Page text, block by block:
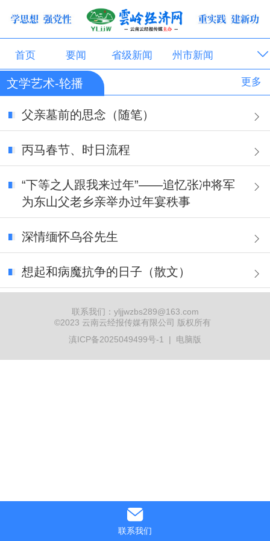
首页 要闻 省级新闻 州市新闻
县市新闻 省级部门
乡村振兴 社区报道 党建团建
文化旅游 教育体育
美食天地 公示公告 银发经济•大健康
文学艺术-轮播 更多
父亲墓前的思念（随笔）
​​丙马春节、时日流程
“下等之人跟我来过年”——追忆张冲将军
为东山父老乡亲举办过年宴秩事
深情缅怀乌谷先生
想起和病魔抗争的日子（散文）
联系我们：yljjwzbs289@163.com
©2023 云南云经报传媒有限公司 版权所有
滇ICP备2025049499号-1
| 电脑版
联系我们